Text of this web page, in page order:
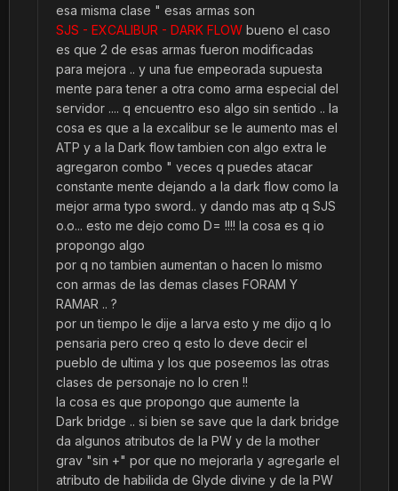
esa misma clase " esas armas son
SJS - EXCALIBUR - DARK FLOW bueno el caso
es que 2 de esas armas fueron modificadas
para mejora .. y una fue empeorada supuesta
mente para tener a otra como arma especial del
servidor .... q encuentro eso algo sin sentido .. la
cosa es que a la excalibur se le aumento mas el
ATP y a la Dark flow tambien con algo extra le
agregaron combo " veces q puedes atacar
constante mente dejando a la dark flow como la
mejor arma typo sword.. y dando mas atp q SJS
o.o... esto me dejo como D= !!!! la cosa es q io
propongo algo
por q no tambien aumentan o hacen lo mismo
con armas de las demas clases FORAM Y
RAMAR .. ?
por un tiempo le dije a larva esto y me dijo q lo
pensaria pero creo q esto lo deve decir el
pueblo de ultima y los que poseemos las otras
clases de personaje no lo cren !!
la cosa es que propongo que aumente la
Dark bridge .. si bien se save que la dark bridge
da algunos atributos de la PW y de la mother
grav "sin +" por que no mejorarla y agregarle el
atributo de habilida de Glyde divine y de la PW